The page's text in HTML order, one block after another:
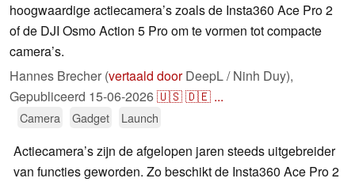
hoogwaardige actiecamera’s zoals de Insta360 Ace Pro 2
of de DJI Osmo Action 5 Pro om te vormen tot compacte
camera’s.
Hannes Brecher (vertaald doorDeepL / Ninh Duy),
Gepubliceerd 15-06-2026🇺🇸🇩🇪 ...
Camera Gadget Launch
Actiecamera’s zijn de afgelopen jaren steeds uitgebreider
van functies geworden. Zo beschikt de Insta360 Ace Pro 2